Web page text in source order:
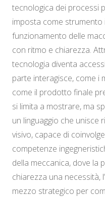
tecnologica dei processi
imposta come
funzionamento delle
con ritmo e chiarezza.
tecnologia diventa
parte interagisce, come i
come il prodotto finale
si limita a mostrare, ma
un linguaggio che unisce
visivo, capace di
competenze
della meccanica, dove la
chiarezza una necessità,
mezzo strategico per